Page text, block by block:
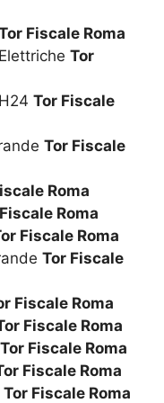
Fiscale Roma
Tor
Tor Fiscale
Tor Fiscale
Roma
Roma
Fiscale Roma
Tor Fiscale
Fiscale Roma
Fiscale Roma
Tor Fiscale Roma
Fiscale Roma
Tor Fiscale Roma